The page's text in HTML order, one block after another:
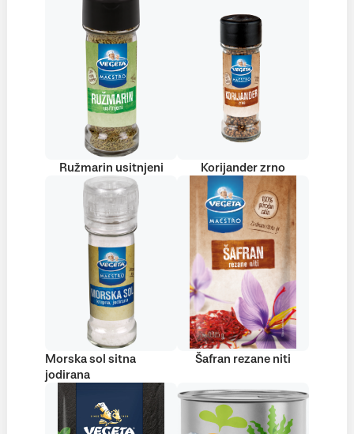
Ružmarin usitnjeni Korijander zrno
Morska sol sitna
jodirana
Šafran rezane niti